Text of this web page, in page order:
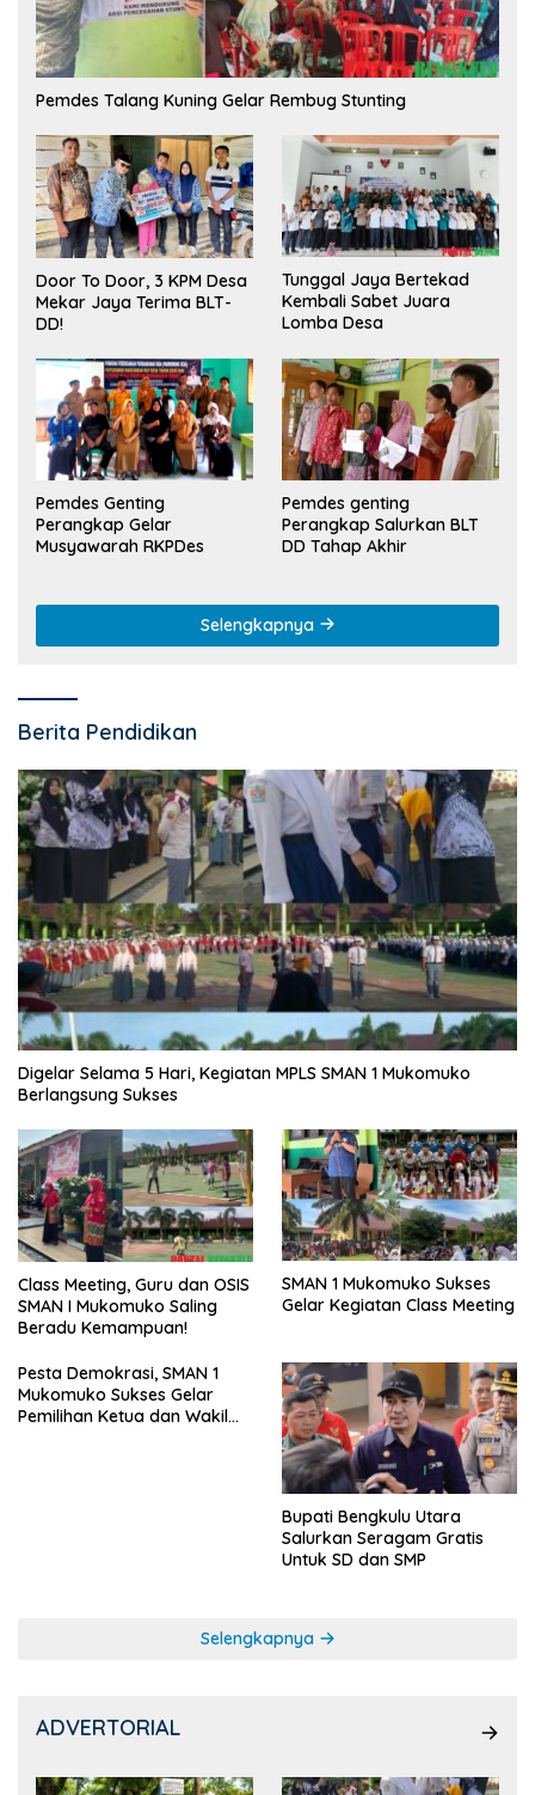
Pemdes Talang Kuning Gelar Rembug Stunting
Door To Door, 3 KPM Desa
Mekar Jaya Terima BLT-
DD!
Tunggal Jaya Bertekad
Kembali Sabet Juara
Lomba Desa
Pemdes Genting
Perangkap Gelar
Musyawarah RKPDes
Pemdes genting
Perangkap Salurkan BLT
DD Tahap Akhir
Selengkapnya
Berita Pendidikan
Digelar Selama 5 Hari, Kegiatan MPLS SMAN 1 Mukomuko
Berlangsung Sukses
Class Meeting, Guru dan OSIS
SMAN I Mukomuko Saling
Beradu Kemampuan!
SMAN 1 Mukomuko Sukses
Gelar Kegiatan Class Meeting
Pesta Demokrasi, SMAN 1
Mukomuko Sukses Gelar
Pemilihan Ketua dan Wakil
Bupati Bengkulu Utara
Salurkan Seragam Gratis
Untuk SD dan SMP
Selengkapnya
ADVERTORIAL